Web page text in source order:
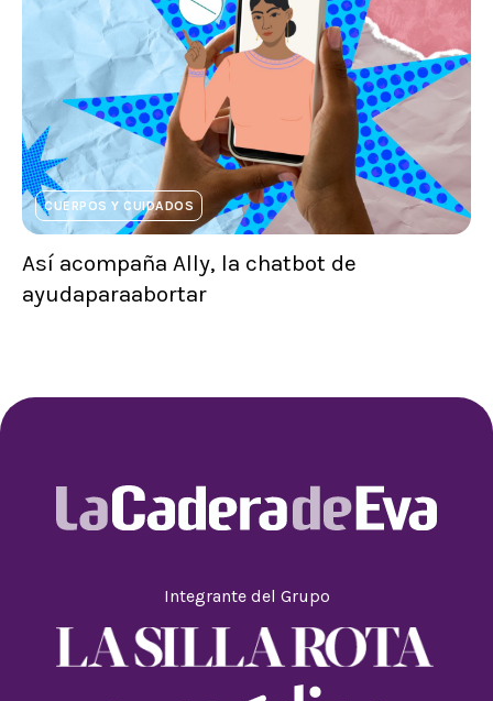
CUERPOS Y CUIDADOS
Así acompaña Ally, la chatbot de
ayudaparaabortar
Integrante del Grupo